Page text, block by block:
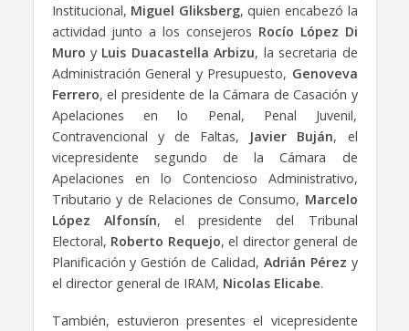
Institucional, Miguel Gliksberg, quien encabezó la
actividad junto a los consejeros Rocío López Di
Muro y Luis Duacastella Arbizu, la secretaria de
Administración General y Presupuesto, Genoveva
Ferrero, el presidente de la Cámara de Casación y
Apelaciones en lo Penal, Penal Juvenil,
Contravencional y de Faltas, Javier Buján, el
vicepresidente segundo de la Cámara de
Apelaciones en lo Contencioso Administrativo,
Tributario y de Relaciones de Consumo, Marcelo
López Alfonsín, el presidente del Tribunal
Electoral, Roberto Requejo, el director general de
Planificación y Gestión de Calidad, Adrián Pérez y
el director general de IRAM, Nicolas Elicabe.
También, estuvieron presentes el vicepresidente